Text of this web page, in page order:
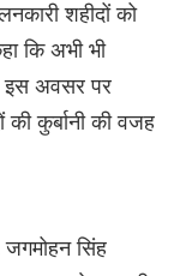
शहीदों को
कि अभी भी
इस अवसर पर
कुर्बानी की वजह
सिंह